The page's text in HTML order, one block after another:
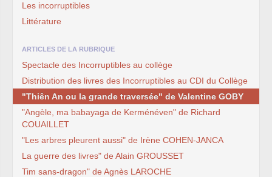
Les incorruptibles
Littérature
ARTICLES DE LA RUBRIQUE
Spectacle des Incorruptibles au collège
Distribution des livres des Incorruptibles au CDI du Collège
"Thiên An ou la grande traversée" de Valentine GOBY
"Angèle, ma babayaga de Kerménéven" de Richard
COUAILLET
"Les arbres pleurent aussi" de Irène COHEN-JANCA
La guerre des livres" de Alain GROUSSET
Tim sans-dragon" de Agnès LAROCHE